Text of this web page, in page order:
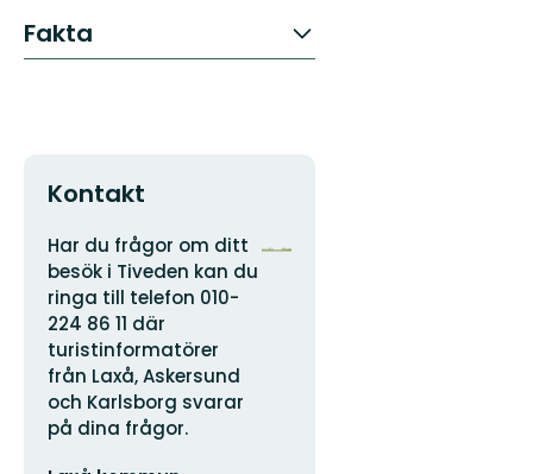
Fakta
Kontakt
Adress
Har du frågor om ditt
besök i Tiveden kan du
ringa till telefon 010-
224 86 11 där
turistinformatörer
från Laxå, Askersund
och Karlsborg svarar
på dina frågor.
Organisationens